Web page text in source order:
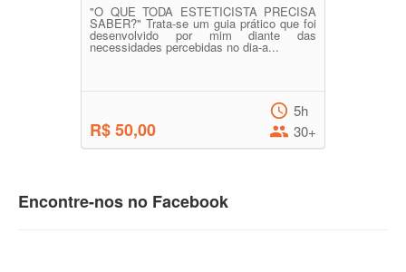
"O QUE TODA ESTETICISTA PRECISA
SABER?" Trata-se um guia prático que foi
desenvolvido por mim diante das
necessidades percebidas no dia-a...
R$ 50,00
5h
30+
Encontre-nos no Facebook